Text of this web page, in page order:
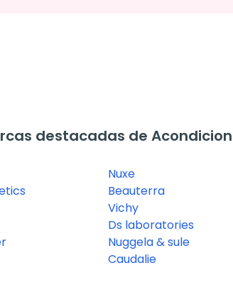
destacadas de
Nuxe
Beauterra
Vichy
Ds laboratories
Nuggela & sule
Caudalie